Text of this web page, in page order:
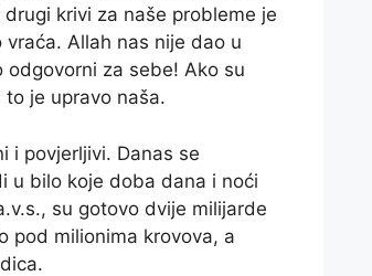
krivi za naše probleme je
Allah nas nije dao u
za sebe! Ako su
je upravo naša.
i povjerljivi. Danas se
u bilo koje doba dana i noći
su gotovo dvije milijarde
pod milionima krovova, a